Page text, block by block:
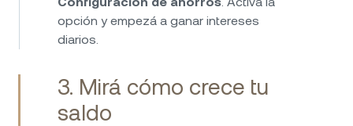
opción y empezá a ganar intereses
diarios.
3. Mirá cómo crece tu
saldo